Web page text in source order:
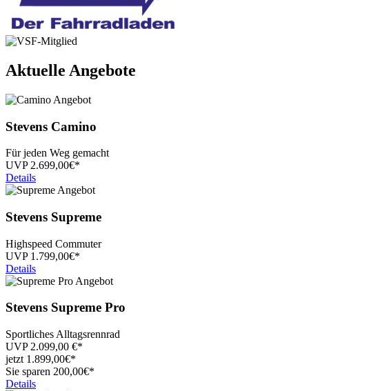
Aktuelle Angebote
Stevens Camino
Für jeden Weg gemacht
UVP 2.699,00€*
Details
Stevens Supreme
Highspeed Commuter
UVP 1.799,00€*
Details
Stevens Supreme Pro
Sportliches Alltagsrennrad
UVP 2.099,00 €*
jetzt 1.899,00€*
Sie sparen 200,00€*
Details